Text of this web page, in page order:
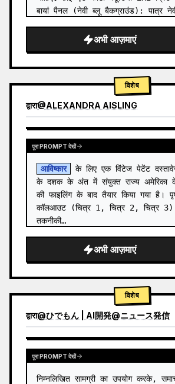
बायां पैनल (नेवी ब्लू बैकग्राउंड): पात्र
अभी आज़माएं
विशेष
द्वारा@ALEXANDRA AISLING
अन्य मॉडल के परिणाम देखें
पूरा PROMPT देखें
आविष्कार
के लिए एक विंटेज पेटेंट
के दशक के अंत में संयुक्त राज्य अमेरिका के
की फाइलिंग के बाद तैयार किया गया है।
कॉलआउट (चित्र 1, चित्र 2, चित्र
तकनीकी…
अभी आज़माएं
विशेष
द्वारा@ひでもん | AI開発@ニュース発信
अन्य मॉडल के परिणाम देखें
पूरा PROMPT देखें
निम्नलिखित सामग्री का उपयोग करके,